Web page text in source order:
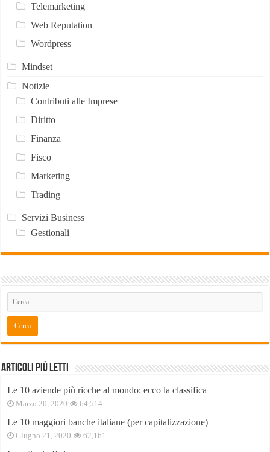
Telemarketing
Web Reputation
Wordpress
Mindset
Notizie
Contributi alle Imprese
Diritto
Finanza
Fisco
Marketing
Trading
Servizi Business
Gestionali
Articoli Più Letti
Le 10 aziende più ricche al mondo: ecco la classifica
Marzo 20, 2020 64,514
Le 10 maggiori banche italiane (per capitalizzazione)
Giugno 21, 2020 62,161